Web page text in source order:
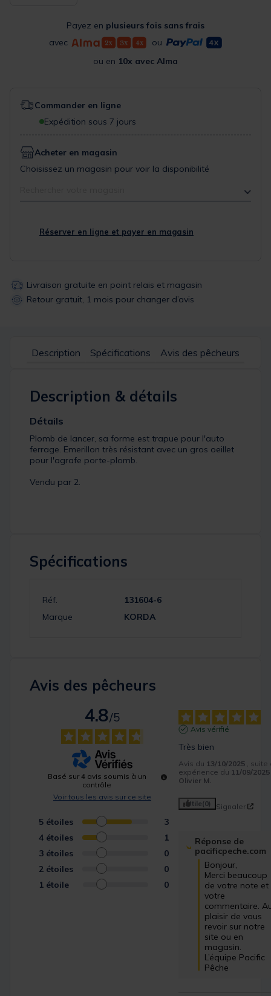
Payez en plusieurs fois sans frais
avec
ou
ou en 10x avec Alma
Commander en ligne
Expédition sous 7 jours
Acheter en magasin
Choisissez un magasin pour voir la disponibilité
Réserver en ligne et payer en magasin
Livraison gratuite en point relais et magasin
Retour gratuit, 1 mois pour changer d’avis
Description Spécifications Avis des pêcheurs
Description & détails
Détails
Plomb de lancer, sa forme est trapue pour l'auto
ferrage. Emerillon très résistant avec un gros oeillet
pour l'agrafe porte-plomb.
Vendu par 2.
Spécifications
Réf.
131604-6
Marque
KORDA
Avis des pêcheurs
4.8
/5
Basé sur 4 avis soumis à un
contrôle
Voir tous les avis sur ce site
5 étoiles
3
4 étoiles
1
3 étoiles
0
2 étoiles
0
1 étoile 0
Avis vérifié
Très bien
Avis du 13/10/2025
,
expérience du 11/09/2025
Olivier M.
Utile(0) Signaler
Réponse de
pacificpeche.com
Bonjour,
Merci beaucoup
de votre note et
votre
commentaire.
plaisir de vous
revoir sur notre
site ou en
magasin.
L’équipe Pacific
Pêche